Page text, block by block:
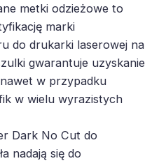
metki odzieżowe to
marki
do drukarki laserowej na
gwarantuje uzyskanie
w przypadku
w wielu wyrazistych
Dark No Cut do
nadają się do